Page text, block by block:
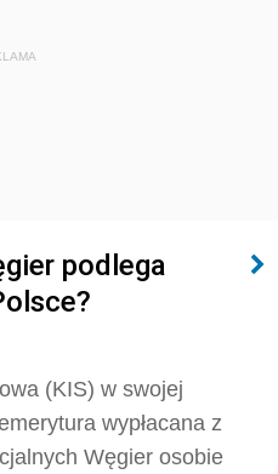
podlega
(KIS) w swojej
wypłacana z
Węgier osobie